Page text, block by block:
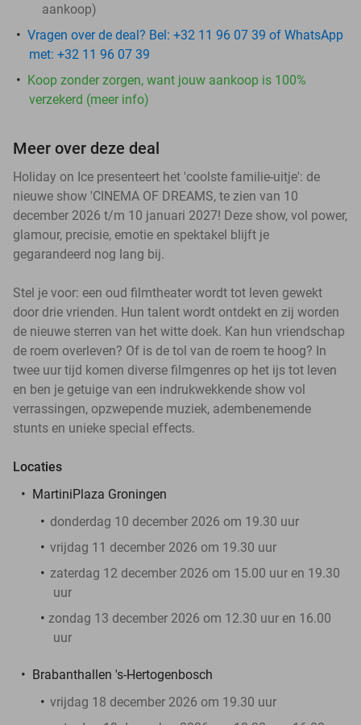
aankoop)
Vragen over de deal? Bel: +32 11 96 07 39 of WhatsApp
met: +32 11 96 07 39
Koop zonder zorgen, want jouw aankoop is 100%
verzekerd (meer info)
Meer over deze deal
Holiday on Ice presenteert het 'coolste familie-uitje': de
nieuwe show 'CINEMA OF DREAMS, te zien van 10
december 2026 t/m 10 januari 2027! Deze show, vol power,
glamour, precisie, emotie en spektakel blijft je
gegarandeerd nog lang bij.
Stel je voor: een oud filmtheater wordt tot leven gewekt
door drie vrienden. Hun talent wordt ontdekt en zij worden
de nieuwe sterren van het witte doek. Kan hun vriendschap
de roem overleven? Of is de tol van de roem te hoog? In
twee uur tijd komen diverse filmgenres op het ijs tot leven
en ben je getuige van een indrukwekkende show vol
verrassingen, opzwepende muziek, adembenemende
stunts en unieke special effects.
Locaties
MartiniPlaza Groningen
donderdag 10 december 2026 om 19.30 uur
vrijdag 11 december 2026 om 19.30 uur
zaterdag 12 december 2026 om 15.00 uur en 19.30
uur
zondag 13 december 2026 om 12.30 uur en 16.00
uur
Brabanthallen 's-Hertogenbosch
vrijdag 18 december 2026 om 19.30 uur